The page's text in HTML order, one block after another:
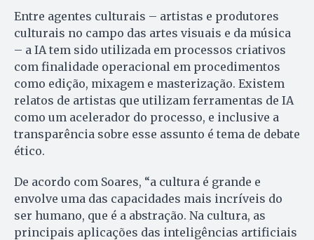
Entre agentes culturais – artistas e produtores
culturais no campo das artes visuais e da música
– a IA tem sido utilizada em processos criativos
com finalidade operacional em procedimentos
como edição, mixagem e masterização. Existem
relatos de artistas que utilizam ferramentas de IA
como um acelerador do processo, e inclusive a
transparência sobre esse assunto é tema de debate
ético.
De acordo com Soares, “a cultura é grande e
envolve uma das capacidades mais incríveis do
ser humano, que é a abstração. Na cultura, as
principais aplicações das inteligências artificiais